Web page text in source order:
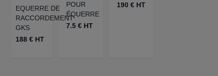
EQUERRE DE
RACCORDEMENT
GKS
188 € HT
POUR
ÉQUERRE
7.5 € HT
190 € HT